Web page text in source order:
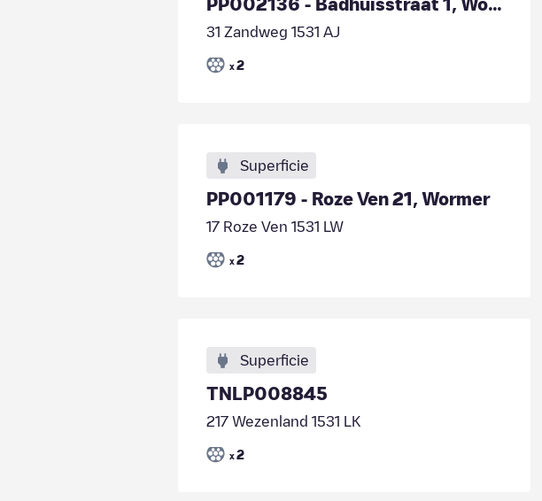
PP002136 - Badhuisstraat 1, Wormer
31 Zandweg 1531 AJ
x 2
Superficie
PP001179 - Roze Ven 21, Wormer
17 Roze Ven 1531 LW
x 2
Superficie
TNLP008845
217 Wezenland 1531 LK
x 2